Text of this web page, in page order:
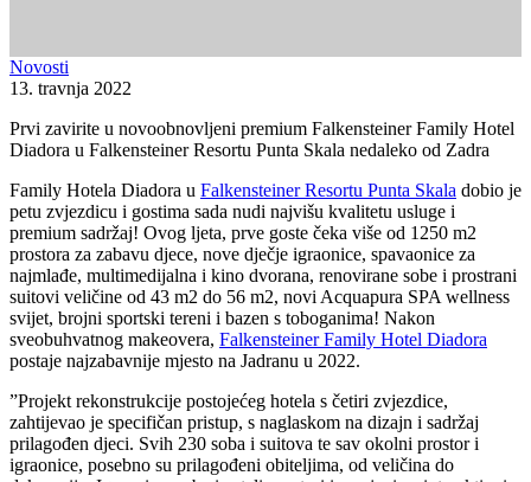
Novosti
13. travnja 2022
Prvi zavirite u novoobnovljeni premium Falkensteiner Family Hotel
Diadora u Falkensteiner Resortu Punta Skala nedaleko od Zadra
Family Hotela Diadora u Falkensteiner Resortu Punta Skala dobio je
petu zvjezdicu i gostima sada nudi najvišu kvalitetu usluge i
premium sadržaj! Ovog ljeta, prve goste čeka više od 1250 m2
prostora za zabavu djece, nove dječje igraonice, spavaonice za
najmlađe, multimedijalna i kino dvorana, renovirane sobe i prostrani
suitovi veličine od 43 m2 do 56 m2, novi Acquapura SPA wellness
svijet, brojni sportski tereni i bazen s toboganima! Nakon
sveobuhvatnog makeovera, Falkensteiner Family Hotel Diadora
postaje najzabavnije mjesto na Jadranu u 2022.
”Projekt rekonstrukcije postojećeg hotela s četiri zvjezdice,
zahtijevao je specifičan pristup, s naglaskom na dizajn i sadržaj
prilagođen djeci. Svih 230 soba i suitova te sav okolni prostor i
igraonice, posebno su prilagođeni obiteljima, od veličina do